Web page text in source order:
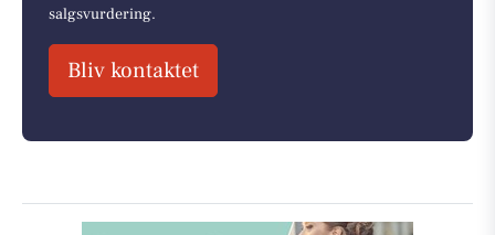
salgsvurdering.
Bliv kontaktet